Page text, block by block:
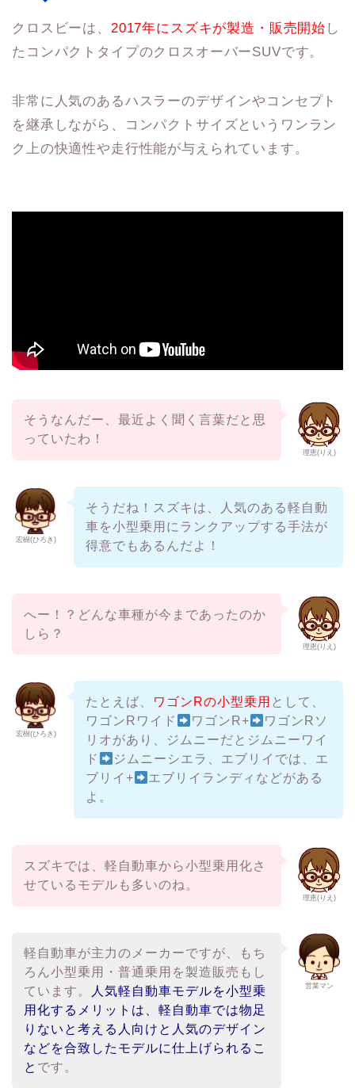
クロスビーは、 2017年にスズキが製造・販売開始 し
たコンパクトタイプのクロスオーバーSUVです。
非常に人気のあるハスラーのデザインやコンセプト
を継承しながら、コンパクトサイズというワンラン
ク上の快適性や走行性能が与えられています。
理恵(りえ)
そうなんだー、最近よく聞く言葉だと思
っていたわ！
宏樹(ひろき)
そうだね！スズキは、人気のある軽自動
車を小型乗用にランクアップする手法が
得意でもあるんだよ！
理恵(りえ)
へー！？どんな車種が今まであったのか
しら？
宏樹(ひろき)
たとえば、 ワゴンRの小型乗用 として、
ワゴンRワイド
ワゴンR+
ワゴンRソ
リオがあり、ジムニーだとジムニーワイ
ド
ジムニーシエラ、エブリイでは、エ
ブリイ+
エブリイランディなどがある
よ。
理恵(りえ)
スズキでは、軽自動車から小型乗用化さ
せているモデルも多いのね。
営業マン
軽自動車が主力のメーカーですが、もち
ろん小型乗用・普通乗用を製造販売もし
ています。
人気軽自動車モデルを小型乗
用化するメリットは、軽自動車では物足
りないと考える人向けと人気のデザイン
などを合致したモデルに仕上げられるこ
と です。